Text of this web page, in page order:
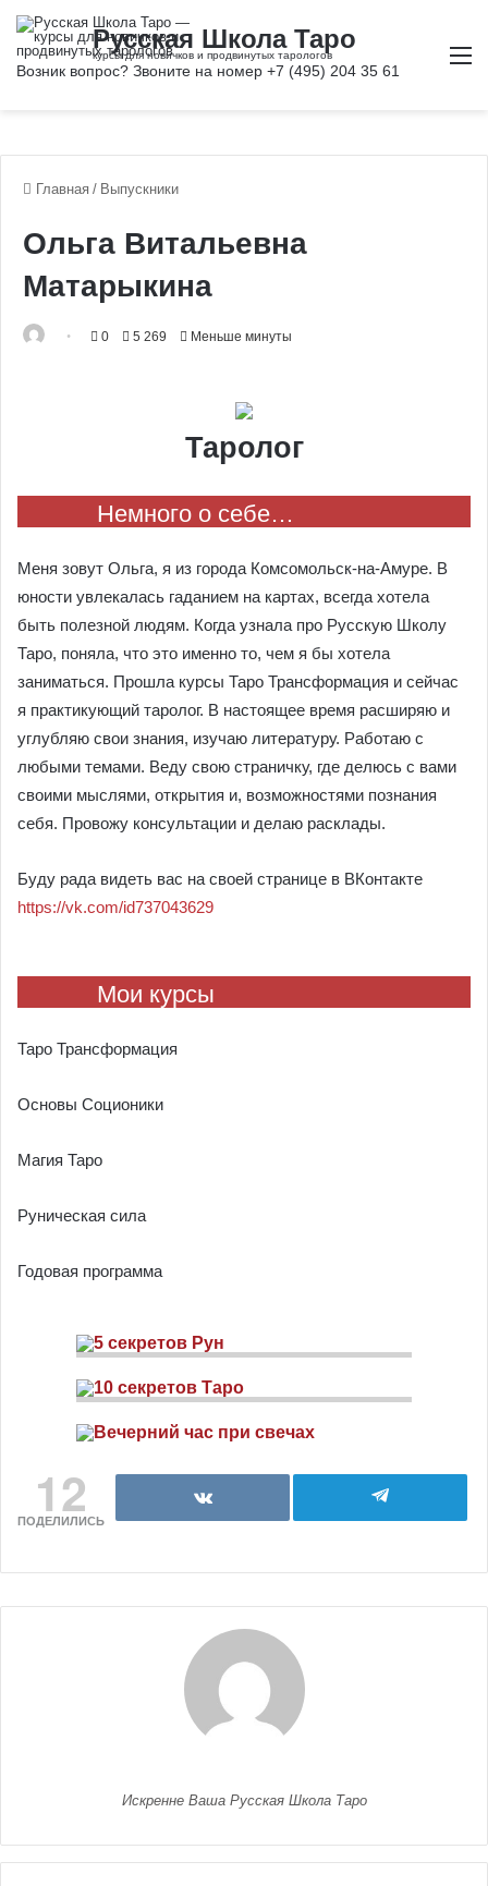
Главная / Выпускники
Ольга Витальевна
Матарыкина
0 5 269 Меньше минуты
Таролог
Немного о себе…
Меня зовут Ольга, я из города Комсомольск-на-Амуре. В
юности увлекалась гаданием на картах, всегда хотела
быть полезной людям. Когда узнала про Русскую Школу
Таро, поняла, что это именно то, чем я бы хотела
заниматься. Прошла курсы Таро Трансформация и сейчас
я практикующий таролог. В настоящее время расширяю и
углубляю свои знания, изучаю литературу. Работаю с
любыми темами. Веду свою страничку, где делюсь с вами
своими мыслями, открытия и, возможностями познания
себя. Провожу консультации и делаю расклады.
Буду рада видеть вас на своей странице в ВКонтакте
https://vk.com/id737043629
Мои курсы
Таро Трансформация
Основы Соционики
Магия Таро
Руническая сила
Годовая программа
12
ПОДЕЛИЛИСЬ
Искренне Ваша Русская Школа Таро